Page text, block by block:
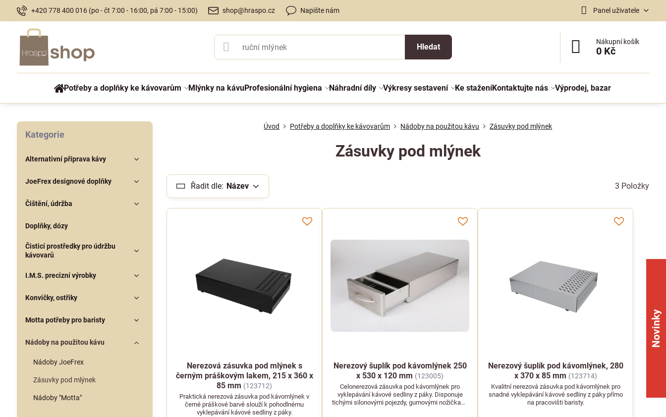
+420 778 400 016 (po - čt 7:00 - 16:00, pá 7:00 - 15:00) shop@hraspo.cz Napište nám Panel uživatele
Hledat
Nákupní košík
0 Kč
Potřeby a doplňky ke kávovarům Mlýnky na kávuProfesionální hygiena Náhradní díly Výkresy sestavení Ke staženíKontaktujte nás Výprodej, bazar
Úvod Potřeby a doplňky ke kávovarům Nádoby na použitou kávu Zásuvky pod mlýnek
Zásuvky pod mlýnek
Řadit dle: Název 3 Položky
Nerezová zásuvka pod mlýnek s
černým práškovým lakem, 215 x 360 x
85 mm (123712)
Praktická nerezová zásuvka pod kávomlýnek v
černé práškové barvě slouží k pohodlnému
vyklepávání kávové sedliny z páky.
Nerezový šuplík pod kávomlýnek 250
x 530 x 120 mm (123005)
Celonerezová zásuvka pod kávomlýnek pro
vyklepávání kávové sedliny z páky. Disponuje
tichými silonovými pojezdy, gumovými nožičkami
Nerezový šuplík pod kávomlýnek, 280
x 370 x 85 mm (123714)
Kvalitní nerezová zásuvka pod kávomlýnek pro
snadné vyklepávání kávové sedliny z páky přímo
na pracovišti baristy.
Kategorie
Alternativní příprava kávy
JoeFrex designové doplňky
Čištění, údržba
Doplňky, dózy
Čisticí prostředky pro údržbu
kávovarů
I.M.S. precizní výrobky
Konvičky, ostřiky
Motta potřeby pro baristy
Nádoby na použitou kávu
Nádoby JoeFrex
Zásuvky pod mlýnek
Nádoby "Motta"
Novinky